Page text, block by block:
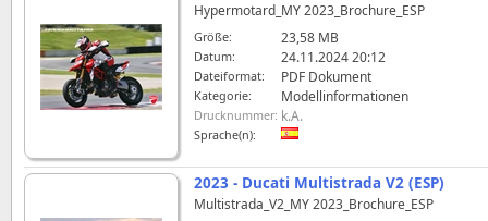
Hypermotard_MY 2023_Brochure_ESP
Größe: 23,58 MB
Datum: 24.11.2024 20:12
Dateiformat: PDF Dokument
Kategorie: Modellinformationen
Drucknummer: k.A.
Sprache(n):
2023 - Ducati Multistrada V2 (ESP)
Multistrada_V2_MY 2023_Brochure_ESP